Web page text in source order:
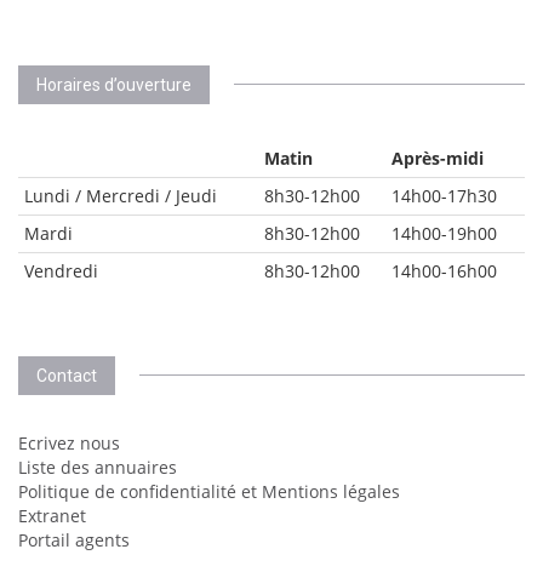
Horaires d’ouverture
Matin
Après-midi
Lundi / Mercredi / Jeudi
8h30-12h00
14h00-17h30
Mardi
8h30-12h00
14h00-19h00
Vendredi
8h30-12h00 14h00-16h00
Contact
Ecrivez nous
Liste des annuaires
Politique de confidentialité et Mentions légales
Extranet
Portail agents